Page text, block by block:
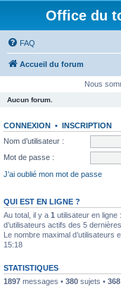
Office du
FAQ
Accueil du forum
Nous
Aucun forum.
CONNEXION • INSCRIPTION
Nom d’utilisateur :
Mot de passe :
J’ai oublié mon mot de passe
QUI EST EN LIGNE ?
Au total, il y a 1 utilisateur en ligne
d’utilisateurs actifs des 5
Le nombre maximal d’utilisateurs
15:18
STATISTIQUES
1897 messages • 380 sujets • 368